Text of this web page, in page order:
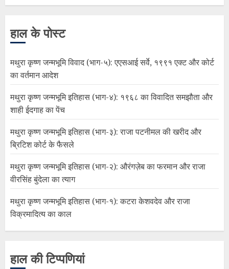
हाल के पोस्ट
मथुरा कृष्ण जन्मभूमि विवाद (भाग-५): एएसआई सर्वे, १९९१ एक्ट और कोर्ट
का वर्तमान आदेश
मथुरा कृष्ण जन्मभूमि इतिहास (भाग-४): १९६८ का विवादित समझौता और
शाही ईदगाह का पेंच
मथुरा कृष्ण जन्मभूमि इतिहास (भाग-३): राजा पटनीमल की खरीद और
ब्रिटिश कोर्ट के फैसले
मथुरा कृष्ण जन्मभूमि इतिहास (भाग-२): औरंगज़ेब का फरमान और राजा
वीरसिंह बुंदेला का त्याग
मथुरा कृष्ण जन्मभूमि इतिहास (भाग-१): कटरा केशवदेव और राजा
विक्रमादित्य का काल
हाल की टिप्पणियां